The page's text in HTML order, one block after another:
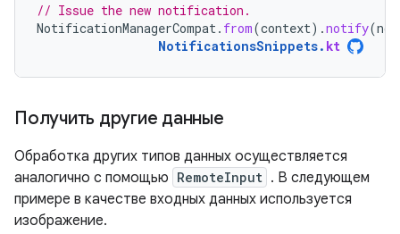
// Issue the new notification.
NotificationManagerCompat . from(context).notify(
NotificationsSnippets. kt
Получить другие данные
Обработка других типов данных осуществляется
аналогично с помощью RemoteInput . В следующем
примере в качестве входных данных используется
изображение.